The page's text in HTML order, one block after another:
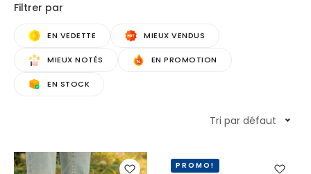
Filtrer par
EN VEDETTE MIEUX VENDUS
MIEUX NOTÉS EN PROMOTION
EN STOCK
Tri par défaut
PROMO!